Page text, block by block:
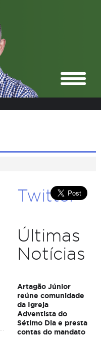
Twitter
Últimas
Notícias
Artagão Júnior
reúne comunidade
da Igreja
Adventista do
Sétimo Dia e presta
contas do mandato